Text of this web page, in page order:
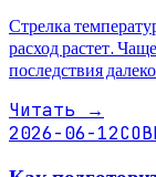
Стрелка
расход растет.
последствия
Читать →
2026-06-12